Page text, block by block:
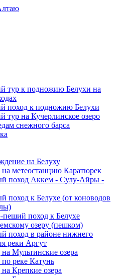
тур к подножию Белухи на
поход к подножию Белухи
тур на Кучерлинское озеро
снежного барса
на Белуху
метеостанцию Каратюрек
поход Аккем - Сулу-Айры -
поход к Белухе (от коноводов
пеший поход к Белухе
озеру (пешком)
поход в районе нижнего
реки Аргут
Мультинские озера
реке Катунь
Крепкие озера